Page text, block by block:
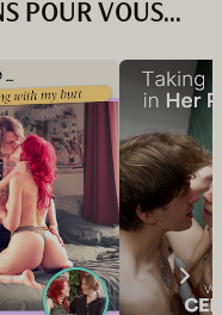
POUR VOUS...